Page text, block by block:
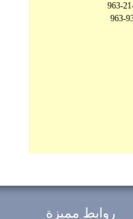
963-
963-
روابط مميزة